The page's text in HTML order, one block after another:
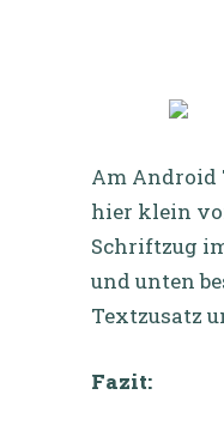
Am Android
hier klein
Schriftzug
und unten
Textzusatz
Fazit: